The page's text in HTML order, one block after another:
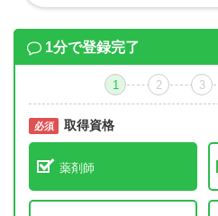
1分で登録完了
1 2 3
必須 取得資格
薬剤師